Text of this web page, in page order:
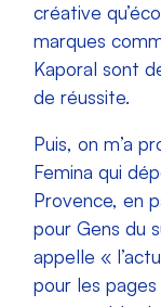
créative
marques
Kaporal sont
de réussite.
Puis, on m’a
Femina qui
Provence, en
pour Gens du
appelle «
pour les